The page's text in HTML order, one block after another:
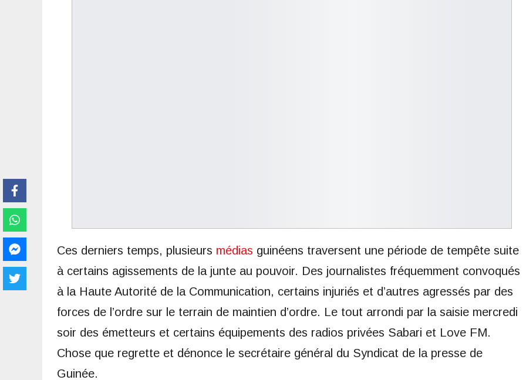
Ces derniers temps, plusieurs médias guinéens traversent une période de tempête suite
à certains agissements de la junte au pouvoir. Des journalistes fréquemment convoqués
à la Haute Autorité de la Communication, certains injuriés et d’autres agressés par des
forces de l’ordre sur le terrain de maintien d’ordre. Le tout arrondi par la saisie mercredi
soir des émetteurs et certains équipements des radios privées Sabari et Love FM.
Chose que regrette et dénonce le secrétaire général du Syndicat de la presse de
Guinée.